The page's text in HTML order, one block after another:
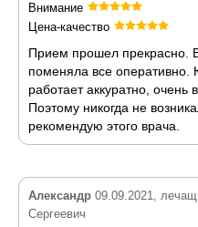
Внимание
Цена-качество
Прием прошел прекрасно.
поменяла все оперативно.
работает аккуратно, очень
Поэтому никогда не
рекомендую этого врача.
Александр 09.09.2021,
Сергеевич